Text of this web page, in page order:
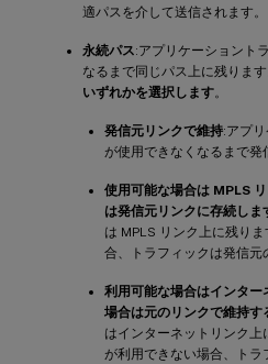
適パスを介して送信されます。
永続パス:アプリケーショント
なるまで同じパス上に残ります
いずれかを選択します。
発信元リンクで維持:アプ
が使用できなくなるまで発
使用可能な場合は MPLS
は発信元リンクに存続しま
は MPLS リンク上に残り
合、トラフィックは発信元
利用可能な場合はインタ
場合は元のリンクで維持す
はインターネットリンク
が利用できない場合、トラ